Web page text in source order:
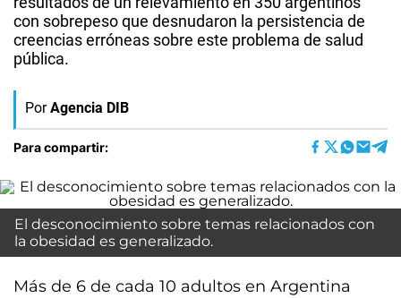
con sobrepeso que desnudaron la persistencia de
creencias erróneas sobre este problema de salud
pública.
Por Agencia DIB
Para compartir:
El desconocimiento sobre temas relacionados con
la obesidad es generalizado.
Más de 6 de cada 10 adultos en Argentina